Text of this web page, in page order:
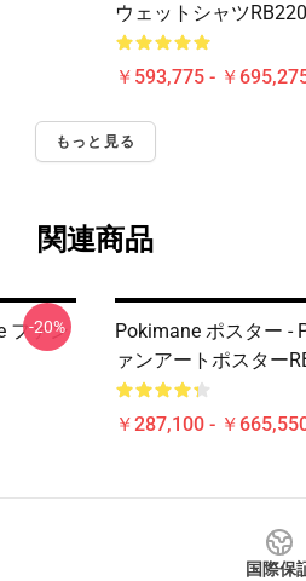
ウェットシャツ
￥593,775 - ￥
もっと見る
関連商品
ファン
-20%
Pokimane ポスター -
ァンアートポスター
￥287,100 - ￥
国際保